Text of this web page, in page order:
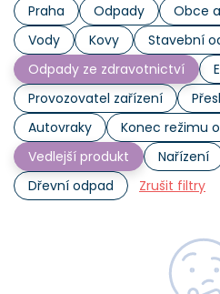
Praha
Odpady Obce
Vody
Kovy
Stavební
Odpady ze zdravotnictví
Provozovatel zařízení
Autovraky
Konec režimu
Vedlejší produkt
Nařízení
Dřevní odpad
Zrušit filtry